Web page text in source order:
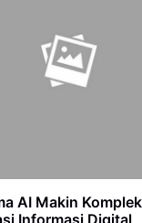
AI Makin
Informasi Digital